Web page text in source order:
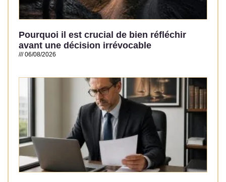
Pourquoi il est crucial de bien réfléchir
avant une décision irrévocable
06/08/2026